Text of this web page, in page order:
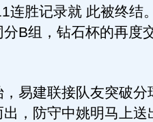
连胜记录就 此被终结
B组，钻石杯的再度
建联接队友突破分
，防守中姚明马上送